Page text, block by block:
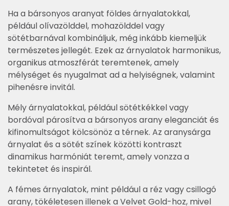
Ha a bársonyos aranyat földes árnyalatokkal,
például olívazölddel, mohazölddel vagy
sötétbarnával kombináljuk, még inkább kiemeljük
természetes jellegét. Ezek az árnyalatok harmonikus,
organikus atmoszférát teremtenek, amely
mélységet és nyugalmat ad a helyiségnek, valamint
pihenésre invitál.
Mély árnyalatokkal, például sötétkékkel vagy
bordóval párosítva a bársonyos arany eleganciát és
kifinomultságot kölcsönöz a térnek. Az aranysárga
árnyalat és a sötét színek közötti kontraszt
dinamikus harmóniát teremt, amely vonzza a
tekintetet és inspirál.
A fémes árnyalatok, mint például a réz vagy csillogó
arany, tökéletesen illenek a Velvet Gold-hoz, mivel